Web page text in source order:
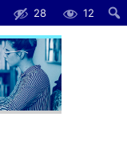
28 12